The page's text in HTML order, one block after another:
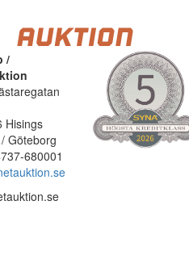
/
Hisings
Göteborg
680001